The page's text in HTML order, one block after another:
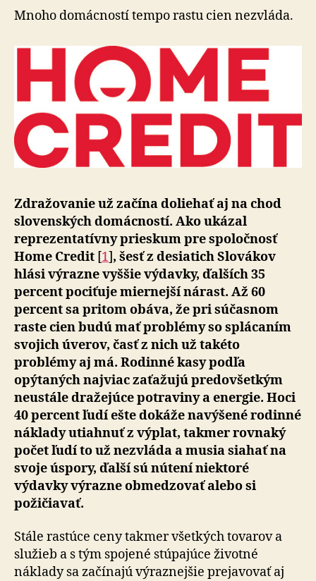
má
vyššie
Mnoho domácností tempo rastu cien nezvláda.
Zdražovanie už začína doliehať aj na chod
slovenských domácností. Ako ukázal
reprezentatívny prieskum pre spoločnosť
Home Credit [1], šesť z desiatich Slovákov
hlási výrazne vyššie výdavky, ďalších 35
percent pociťuje miernejší nárast. Až 60
percent sa pritom obáva, že pri súčasnom
raste cien budú mať problémy so splácaním
svojich úverov, časť z nich už takéto
problémy aj má. Rodinné kasy podľa
opýtaných najviac zaťažujú predovšetkým
neustále dražejúce potraviny a energie. Hoci
40 percent ľudí ešte dokáže navýšené rodinné
náklady utiahnuť z výplat, takmer rovnaký
počet ľudí to už nezvláda a musia siahať na
svoje úspory, ďalší sú nútení niektoré
výdavky výrazne obmedzovať alebo si
požičiavať.
Stále rastúce ceny takmer všetkých tovarov a
služieb a s tým spojené stúpajúce životné
náklady sa začínajú výraznejšie prejavovať aj